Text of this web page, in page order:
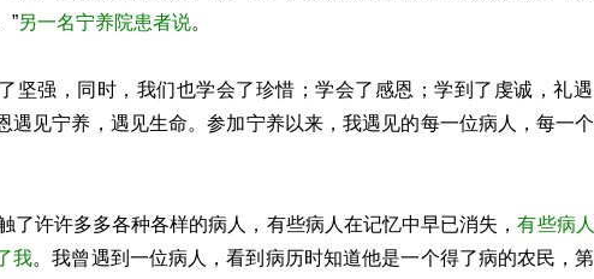
”另一名宁养院患者说。
坚强，同时，我们也学会了珍惜；学会了感恩；学到了虔诚，礼
遇见宁养，遇见生命。参加宁养以来，我遇见的每一位病人，每一
了许许多多各种各样的病人，有些病人在记忆中早已消失，有些病
我。我曾遇到一位病人，看到病历时知道他是一个得了病的农民，